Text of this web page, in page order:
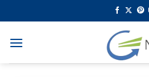
qua
dung